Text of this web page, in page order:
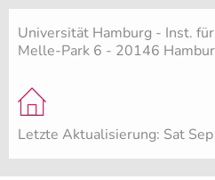
Universität Hamburg - Inst.
Melle-Park 6 - 20146
Letzte Aktualisierung: Sat